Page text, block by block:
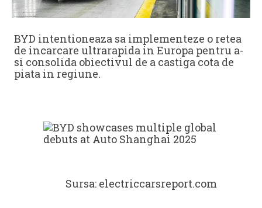
BYD intentioneaza sa implementeze o retea
de incarcare ultrarapida in Europa pentru a-
si consolida obiectivul de a castiga cota de
piata in regiune.
Sursa: electriccarsreport.com